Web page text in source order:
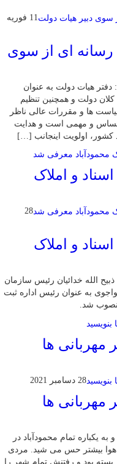
11 فوریه
رسانه ای از سوی
هیات دولت به عنوان
دولت و همچنین تنظیم
ها و مقررات عالی ناظر
حساس و مهمی است و هدایت
کشور، اولویت اینجانب […]
و املاک
28
و املاک
الله خدائیان رئیس سازمان
به عنوان رئیس اداره ثبت
شد.
ها
28 دسامبر 2021
ها
و هوا سرد و به یکباره تمام محمودآباد در
بیشتر حس می شید. مردی
بسته بود و رفتنش تمام شهر را